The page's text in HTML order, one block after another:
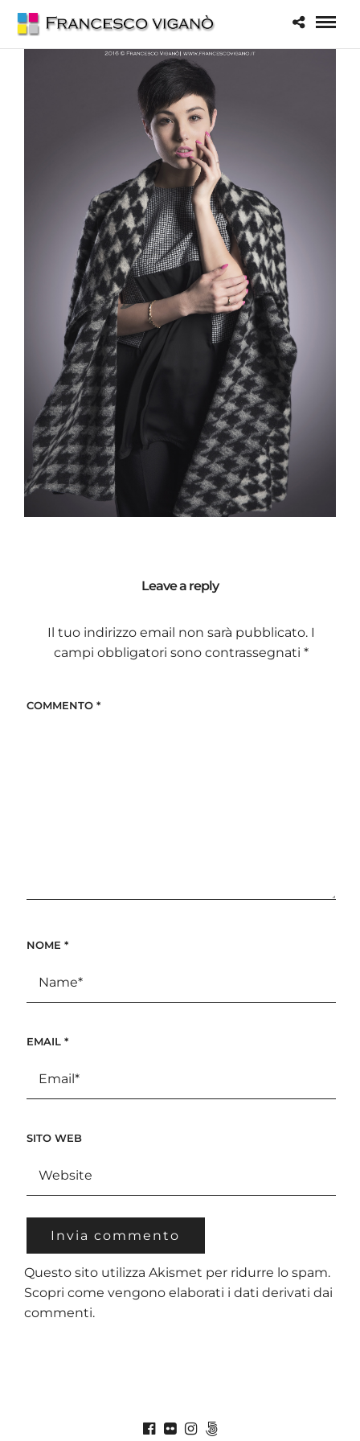
Leave a reply
Il tuo indirizzo email non sarà pubblicato. I
campi obbligatori sono contrassegnati *
COMMENTO *
NOME *
EMAIL *
SITO WEB
Questo sito utilizza Akismet per ridurre lo spam.
Scopri come vengono elaborati i dati derivati dai
commenti.